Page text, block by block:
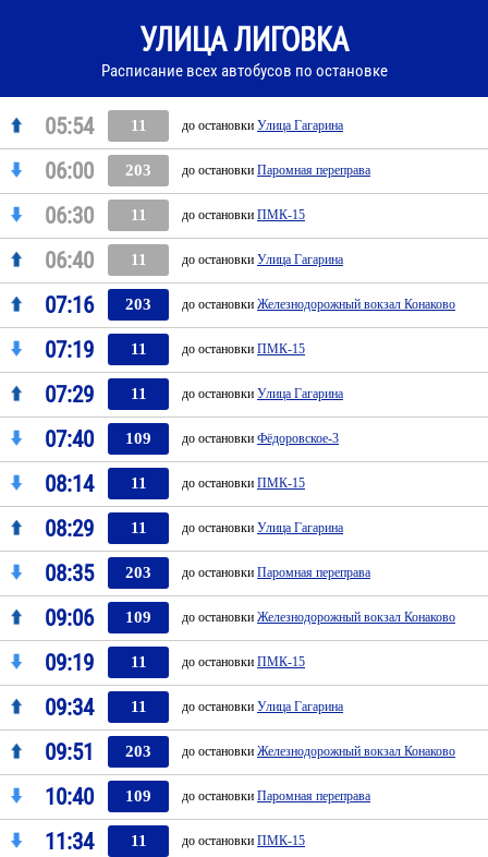
УЛИЦА ЛИГОВКА
Расписание всех автобусов по остановке
05:54 11 до остановки Улица Гагарина
06:00 203 до остановки Паромная переправа
06:30 11 до остановки ПМК-15
06:40 11 до остановки Улица Гагарина
07:16 203 до остановки Железнодорожный вокзал Конаково
07:19 11 до остановки ПМК-15
07:29 11 до остановки Улица Гагарина
07:40 109 до остановки Фёдоровское-3
08:14 11 до остановки ПМК-15
08:29 11 до остановки Улица Гагарина
08:35 203 до остановки Паромная переправа
09:06 109 до остановки Железнодорожный вокзал Конаково
09:19 11 до остановки ПМК-15
09:34 11 до остановки Улица Гагарина
09:51 203 до остановки Железнодорожный вокзал Конаково
10:40 109 до остановки Паромная переправа
11:34 11 до остановки ПМК-15